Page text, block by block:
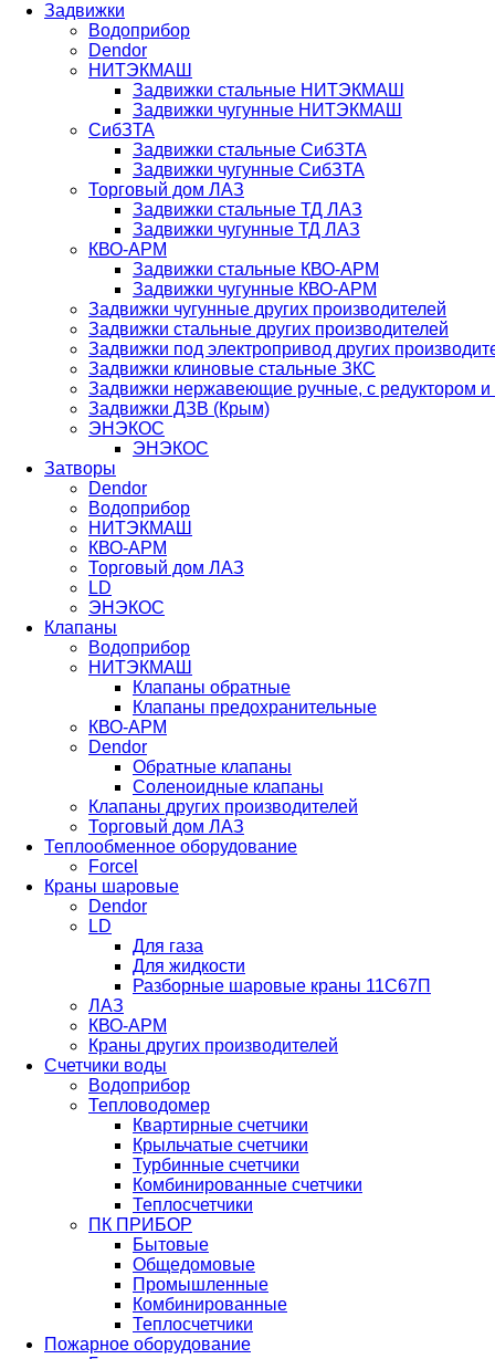
Задвижки
Водоприбор
Dendor
НИТЭКМАШ
Задвижки стальные НИТЭКМАШ
Задвижки чугунные НИТЭКМАШ
СибЗТА
Задвижки стальные СибЗТА
Задвижки чугунные СибЗТА
Торговый дом ЛАЗ
Задвижки стальные ТД ЛАЗ
Задвижки чугунные ТД ЛАЗ
КВО-АРМ
Задвижки стальные КВО-АРМ
Задвижки чугунные КВО-АРМ
Задвижки чугунные других производителей
Задвижки стальные других производителей
Задвижки под электропривод других
Задвижки клиновые стальные ЗКС
Задвижки нержавеющие ручные, с редуктором и
Задвижки ДЗВ (Крым)
ЭНЭКОС
ЭНЭКОС
Затворы
Dendor
Водоприбор
НИТЭКМАШ
КВО-АРМ
Торговый дом ЛАЗ
LD
ЭНЭКОС
Клапаны
Водоприбор
НИТЭКМАШ
Клапаны обратные
Клапаны предохранительные
КВО-АРМ
Dendor
Обратные клапаны
Соленоидные клапаны
Клапаны других производителей
Торговый дом ЛАЗ
Теплообменное оборудование
Forcel
Краны шаровые
Dendor
LD
Для газа
Для жидкости
Разборные шаровые краны 11С67П
ЛАЗ
КВО-АРМ
Краны других производителей
Счетчики воды
Водоприбор
Тепловодомер
Квартирные счетчики
Крыльчатые счетчики
Турбинные счетчики
Комбинированные счетчики
Теплосчетчики
ПК ПРИБОР
Бытовые
Общедомовые
Промышленные
Комбинированные
Теплосчетчики
Пожарное оборудование